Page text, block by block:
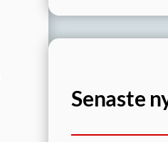
Senaste